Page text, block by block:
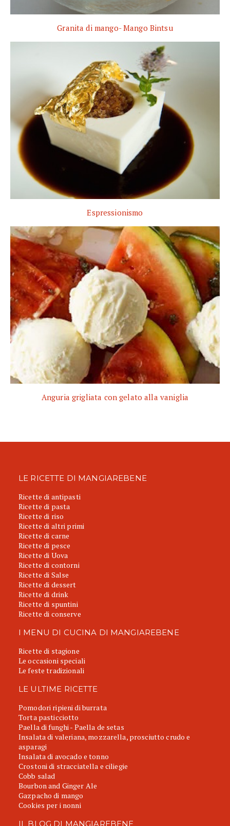
Granita di mango- Mango Bintsu
Espressionismo
Anguria grigliata con gelato alla vaniglia
LE RICETTE DI MANGIAREBENE
Ricette di antipasti
Ricette di pasta
Ricette di riso
Ricette di altri primi
Ricette di carne
Ricette di pesce
Ricette di Uova
Ricette di contorni
Ricette di Salse
Ricette di dessert
Ricette di drink
Ricette di spuntini
Ricette di conserve
I MENU DI CUCINA DI MANGIAREBENE
Ricette di stagione
Le occasioni speciali
Le feste tradizionali
LE ULTIME RICETTE
Pomodori ripieni di burrata
Torta pasticciotto
Paella di funghi - Paella de setas
Insalata di valeriana, mozzarella, prosciutto crudo e
asparagi
Insalata di avocado e tonno
Crostoni di stracciatella e ciliegie
Cobb salad
Bourbon and Ginger Ale
Gazpacho di mango
Cookies per i nonni
IL BLOG DI MANGIAREBENE